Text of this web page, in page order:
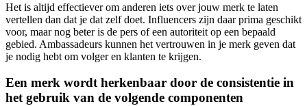
Het is altijd effectiever om anderen iets over jouw merk te laten
vertellen dan dat je dat zelf doet. Influencers zijn daar prima geschikt
voor, maar nog beter is de pers of een autoriteit op een bepaald
gebied. Ambassadeurs kunnen het vertrouwen in je merk geven dat
je nodig hebt om volger en klanten te krijgen.
Een merk wordt herkenbaar door de consistentie in
het gebruik van de volgende componenten